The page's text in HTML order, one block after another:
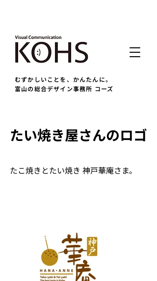
むずかしいことを、かんたんに。
富山の総合デザイン事務所 コーズ
たい焼き屋さんのロゴ
たこ焼きとたい焼き 神戸華庵さま。